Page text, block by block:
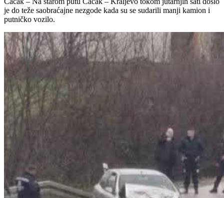
je do teže saobraćajne nezgode kada su se sudarili manji kamion i
putničko vozilo.